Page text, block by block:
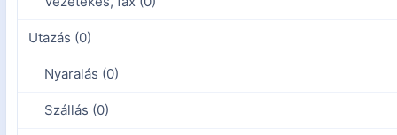
Utazás (0)
Nyaralás (0)
Szállás (0)